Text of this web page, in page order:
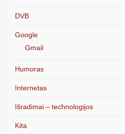
DVB
Google
Gmail
Humoras
Internetas
Išradimai – technologijos
Kita